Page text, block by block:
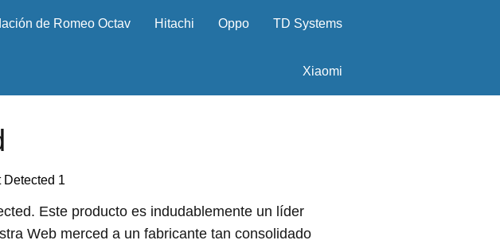
de Romeo Octav Hitachi Oppo TD Systems
Xiaomi
Este producto es indudablemente un líder
Web merced a un fabricante tan consolidado